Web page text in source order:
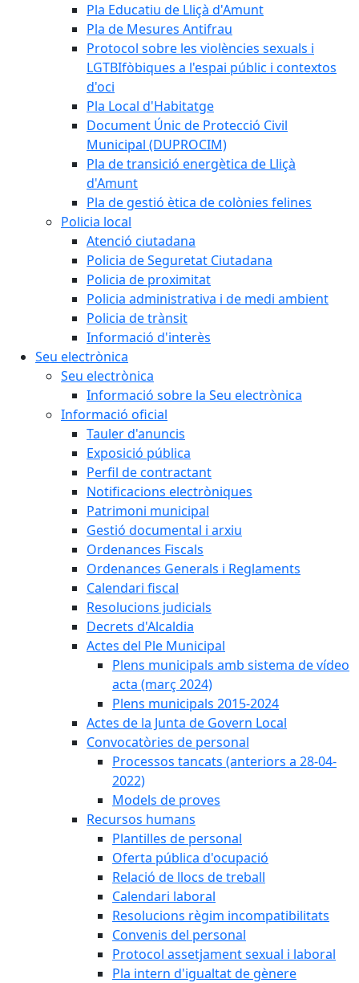
Pla Educatiu de Lliçà d'Amunt
Pla de Mesures Antifrau
Protocol sobre les violències sexuals i
LGTBIfòbiques a l'espai públic i contextos
d'oci
Pla Local d'Habitatge
Document Únic de Protecció Civil
Municipal (DUPROCIM)
Pla de transició energètica de Lliçà
d'Amunt
Pla de gestió ètica de colònies felines
Policia local
Atenció ciutadana
Policia de Seguretat Ciutadana
Policia de proximitat
Policia administrativa i de medi ambient
Policia de trànsit
Informació d'interès
Seu electrònica
Seu electrònica
Informació sobre la Seu electrònica
Informació oficial
Tauler d'anuncis
Exposició pública
Perfil de contractant
Notificacions electròniques
Patrimoni municipal
Gestió documental i arxiu
Ordenances Fiscals
Ordenances Generals i Reglaments
Calendari fiscal
Resolucions judicials
Decrets d'Alcaldia
Actes del Ple Municipal
Plens municipals amb sistema de vídeo
acta (març 2024)
Plens municipals 2015-2024
Actes de la Junta de Govern Local
Convocatòries de personal
Processos tancats (anteriors a 28-04-
2022)
Models de proves
Recursos humans
Plantilles de personal
Oferta pública d'ocupació
Relació de llocs de treball
Calendari laboral
Resolucions règim incompatibilitats
Convenis del personal
Protocol assetjament sexual i laboral
Pla intern d'igualtat de gènere